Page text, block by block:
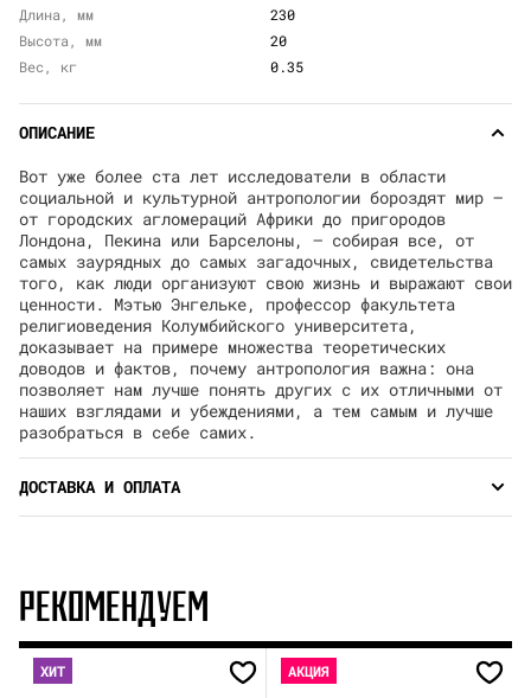
Длина, мм
230
Высота, мм
20
Вес, кг
0.35
ОПИСАНИЕ
Вот уже более ста лет исследователи в области
социальной и культурной антропологии бороздят мир —
от городских агломераций Африки до пригородов
Лондона, Пекина или Барселоны, — собирая все, от
самых заурядных до самых загадочных, свидетельства
того, как люди организуют свою жизнь и выражают свои
ценности. Мэтью Энгельке, профессор факультета
религиоведения Колумбийского университета,
доказывает на примере множества теоретических
доводов и фактов, почему антропология важна: она
позволяет нам лучше понять других с их отличными от
наших взглядами и убеждениями, а тем самым и лучше
разобраться в себе самих.
ДОСТАВКА И ОПЛАТА
РЕКОМЕНДУЕМ
ХИТ АКЦИЯ